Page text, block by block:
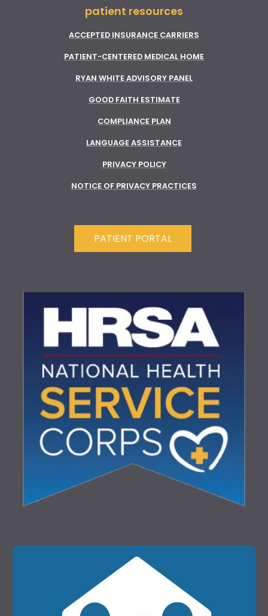
patient resources
ACCEPTED INSURANCE CARRIERS
PATIENT-CENTERED MEDICAL HOME
RYAN WHITE ADVISORY PANEL
GOOD FAITH ESTIMATE
COMPLIANCE PLAN
LANGUAGE ASSISTANCE
PRIVACY POLICY
NOTICE OF PRIVACY PRACTICES
PATIENT PORTAL